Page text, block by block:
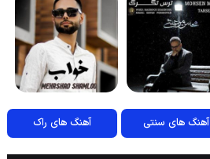
آهنگ های سنتی آهنگ های راک